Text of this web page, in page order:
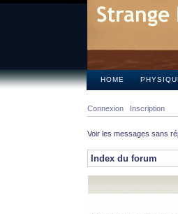
HOME
Connexion Inscription
Voir les messages sans
Index du forum